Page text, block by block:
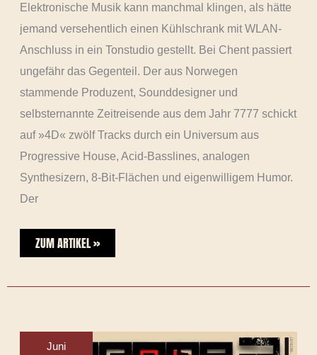
Elektronische Musik kann manchmal klingen, als hätte
jemand versehentlich einen Kühlschrank mit WLAN-
Anschluss in ein Tonstudio gestellt. Bei Chent passiert
ungefähr das Gegenteil. Der aus Norwegen
stammende Produzent, Sounddesigner und
selbsternannte Zeitreisende aus dem Jahr 7777 schickt
auf »4D« zwölf Tracks durch ein Universum aus
Progressive House, Acid-Basslines, analogen
Synthesizern, 8-Bit-Flächen und eigenwilligem Humor.
Der
ZUM ARTIKEL »
Juni
3